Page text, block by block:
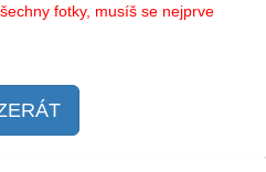
fotky, musíš se nejprve